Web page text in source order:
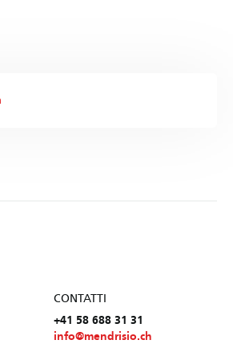
CONTATTI
+41 58 688 31 31
info@mendrisio.ch